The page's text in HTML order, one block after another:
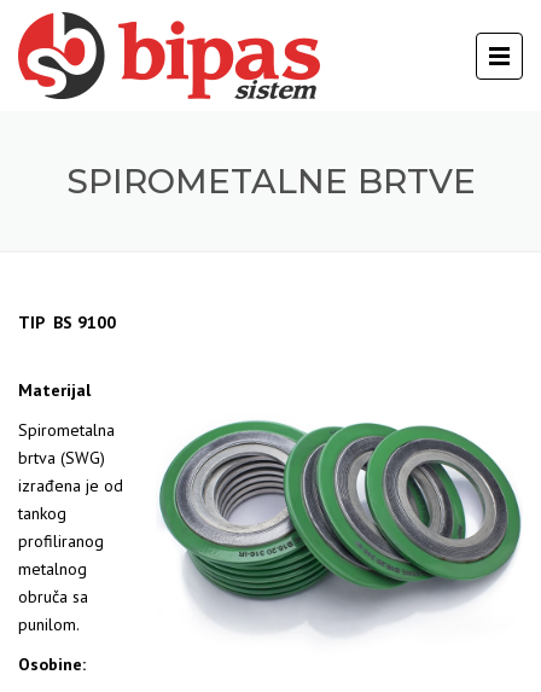
SPIROMETALNE BRTVE
TIP BS 9100
Materijal
Spirometalna
brtva (SWG)
izrađena je od
tankog
profiliranog
metalnog
obruča sa
punilom.
Osobine: